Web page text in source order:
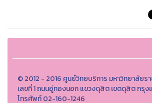
© 2012 - 2016 ศูนย์วิทยบริการ มหาวิทยาลัยร
เลขที่ 1 ถนนอู่ทองนอก แขวงดุสิต เขตดุสิต กรุง
โทรศัพท์ 02-160-1246